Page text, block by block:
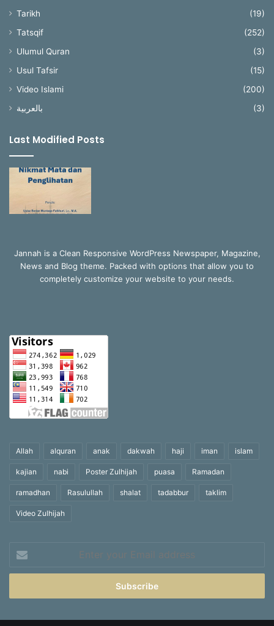
Tarikh
(19)
Tatsqif
(252)
Ulumul Quran
(3)
Usul Tafsir
(15)
Video Islami
(200)
بالعربية
(3)
Last Modified Posts
Jannah is a Clean Responsive WordPress Newspaper, Magazine,
News and Blog theme. Packed with options that allow you to
completely customize your website to your needs.
Allah alquran anak dakwah haji iman islam
kajian nabi Poster Zulhijah puasa Ramadan
ramadhan Rasulullah shalat tadabbur taklim
Video Zulhijah
your
Email